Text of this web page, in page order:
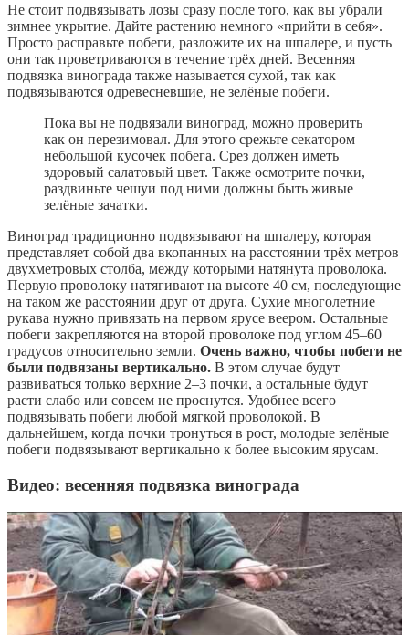
Не стоит подвязывать лозы сразу после того, как вы убрали
зимнее укрытие. Дайте растению немного «прийти в себя».
Просто расправьте побеги, разложите их на шпалере, и пусть
они так проветриваются в течение трёх дней. Весенняя
подвязка винограда также называется сухой, так как
подвязываются одревесневшие, не зелёные побеги.
Пока вы не подвязали виноград, можно проверить
как он перезимовал. Для этого срежьте секатором
небольшой кусочек побега. Срез должен иметь
здоровый салатовый цвет. Также осмотрите почки,
раздвиньте чешуи под ними должны быть живые
зелёные зачатки.
Виноград традиционно подвязывают на шпалеру, которая
представляет собой два вкопанных на расстоянии трёх метров
двухметровых столба, между которыми натянута проволока.
Первую проволоку натягивают на высоте 40 см, последующие
на таком же расстоянии друг от друга. Сухие многолетние
рукава нужно привязать на первом ярусе веером. Остальные
побеги закрепляются на второй проволоке под углом 45–60
градусов относительно земли. Очень важно, чтобы побеги не
были подвязаны вертикально. В этом случае будут
развиваться только верхние 2–3 почки, а остальные будут
расти слабо или совсем не проснутся. Удобнее всего
подвязывать побеги любой мягкой проволокой. В
дальнейшем, когда почки тронуться в рост, молодые зелёные
побеги подвязывают вертикально к более высоким ярусам.
Видео: весенняя подвязка винограда